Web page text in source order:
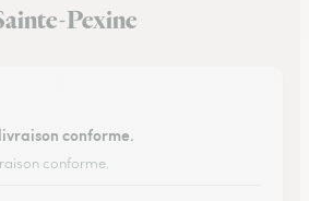
Pexine
conforme.
conforme.